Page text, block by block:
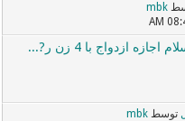
mbk
ازدواج با 4 زن ر?...
توسطmbk